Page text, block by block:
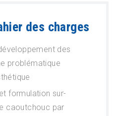
des charges
des
problématique
formulation sur-
caoutchouc par